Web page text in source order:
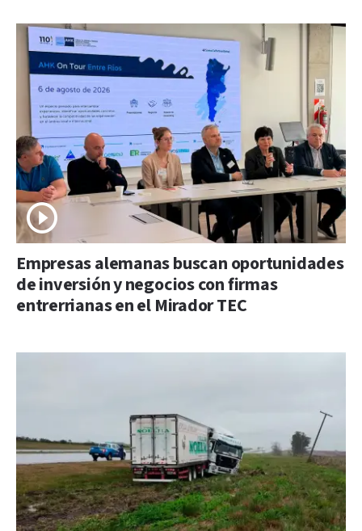
Empresas alemanas buscan oportunidades
de inversión y negocios con firmas
entrerrianas en el Mirador TEC